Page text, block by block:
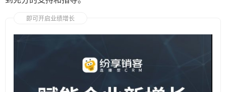
即可开启业绩增长